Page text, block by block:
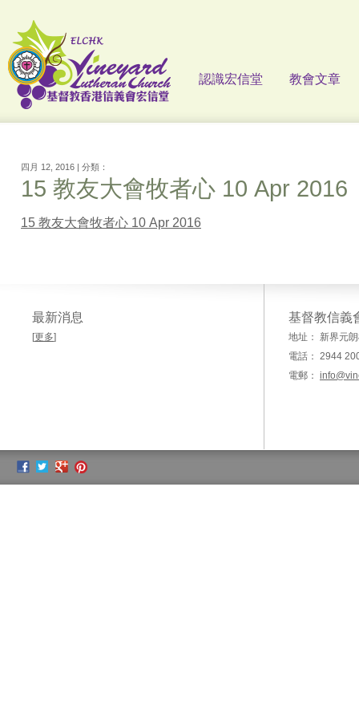
認識宏信堂 教會文章
四月 12, 2016 | 分類：
15 教友大會牧者心 10 Apr 2016
15 教友大會牧者心 10 Apr 2016
最新消息
[更多]
基督教信義
地址： 新界元
電話： 2944
電郵：